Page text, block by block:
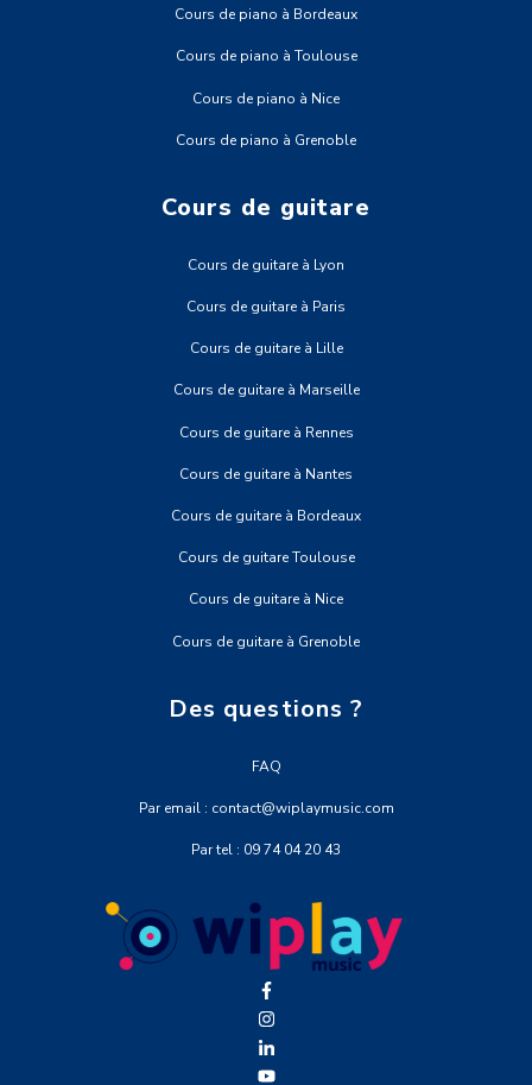
Cours de piano à Bordeaux
Cours de piano à Toulouse
Cours de piano à Nice
Cours de piano à Grenoble
Cours de guitare
Cours de guitare à Lyon
Cours de guitare à Paris
Cours de guitare à Lille
Cours de guitare à Marseille
Cours de guitare à Rennes
Cours de guitare à Nantes
Cours de guitare à Bordeaux
Cours de guitare Toulouse
Cours de guitare à Nice
Cours de guitare à Grenoble
Des questions ?
FAQ
Par email : contact@wiplaymusic.com
Par tel : 09 74 04 20 43